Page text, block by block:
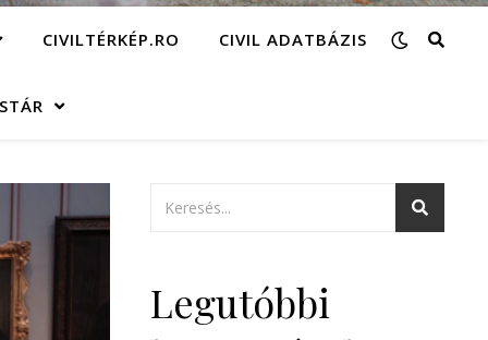
CIVILTÉRKÉP.RO CIVIL ADATBÁZIS
Legutóbbi